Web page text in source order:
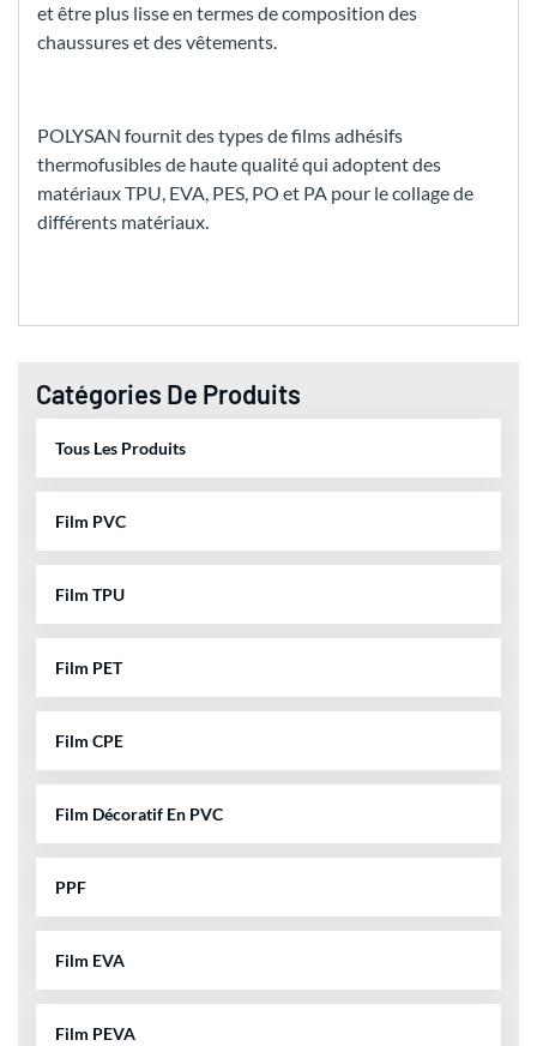
et être plus lisse en termes de composition des
chaussures et des vêtements.
POLYSAN fournit des types de films adhésifs
thermofusibles de haute qualité qui adoptent des
matériaux TPU, EVA, PES, PO et PA pour le collage de
différents matériaux.
Catégories De Produits
Tous Les Produits
Film PVC
Film TPU
Film PET
Film CPE
Film Décoratif En PVC
PPF
Film EVA
Film PEVA